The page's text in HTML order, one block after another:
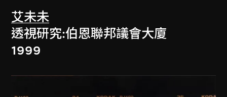
艾未未
透視研究:伯恩聯邦議會大廈
1999